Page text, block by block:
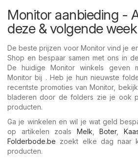
Monitor aanbieding -
deze & volgende week
De beste prijzen voor Monitor vind je
Shop en bespaar samen met ons in
De huidige Monitor winkels geven
Monitor bij . Heb je hun nieuwste
recentste promoties van Monitor,
bladeren door de folders zie je ook
producten.
Ga je winkelen en wil je wat geld
op artikelen zoals Melk Boter,
Folderbode.be zoekt elke dag naar
producten.